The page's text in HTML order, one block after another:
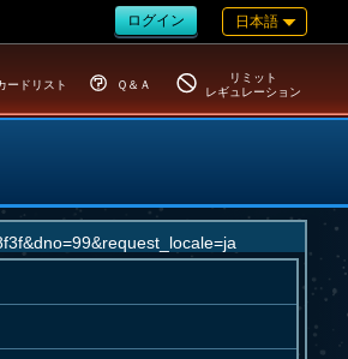
ログイン 日本語
ードリスト Ｑ＆Ａ
リミット
レギュレーション